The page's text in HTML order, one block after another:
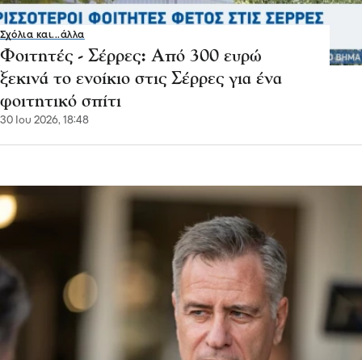
Σχόλια και...άλλα
Φοιτητές - Σέρρες: Από 300 ευρώ
ξεκινά το ενοίκιο στις Σέρρες για ένα
φοιτητικό σπίτι
30 Ιου 2026, 18:48